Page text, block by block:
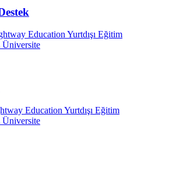
Education Yurtdışı Eğitim
Üniversite
Education Yurtdışı Eğitim
Üniversite